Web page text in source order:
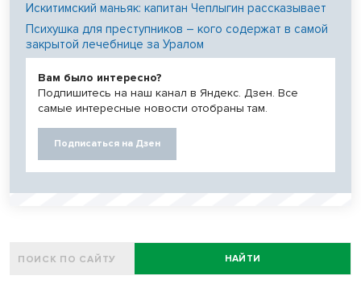
Искитимский маньяк: капитан Чеплыгин рассказывает
Психушка для преступников – кого содержат в самой
закрытой лечебнице за Уралом
Вам было интересно?
Подпишитесь на наш канал в Яндекс. Дзен. Все
самые интересные новости отобраны там.
Подписаться на Дзен
НАЙТИ